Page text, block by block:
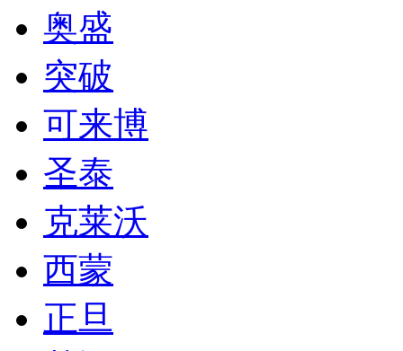
奥盛
突破
可来博
圣泰
克莱沃
西蒙
正旦